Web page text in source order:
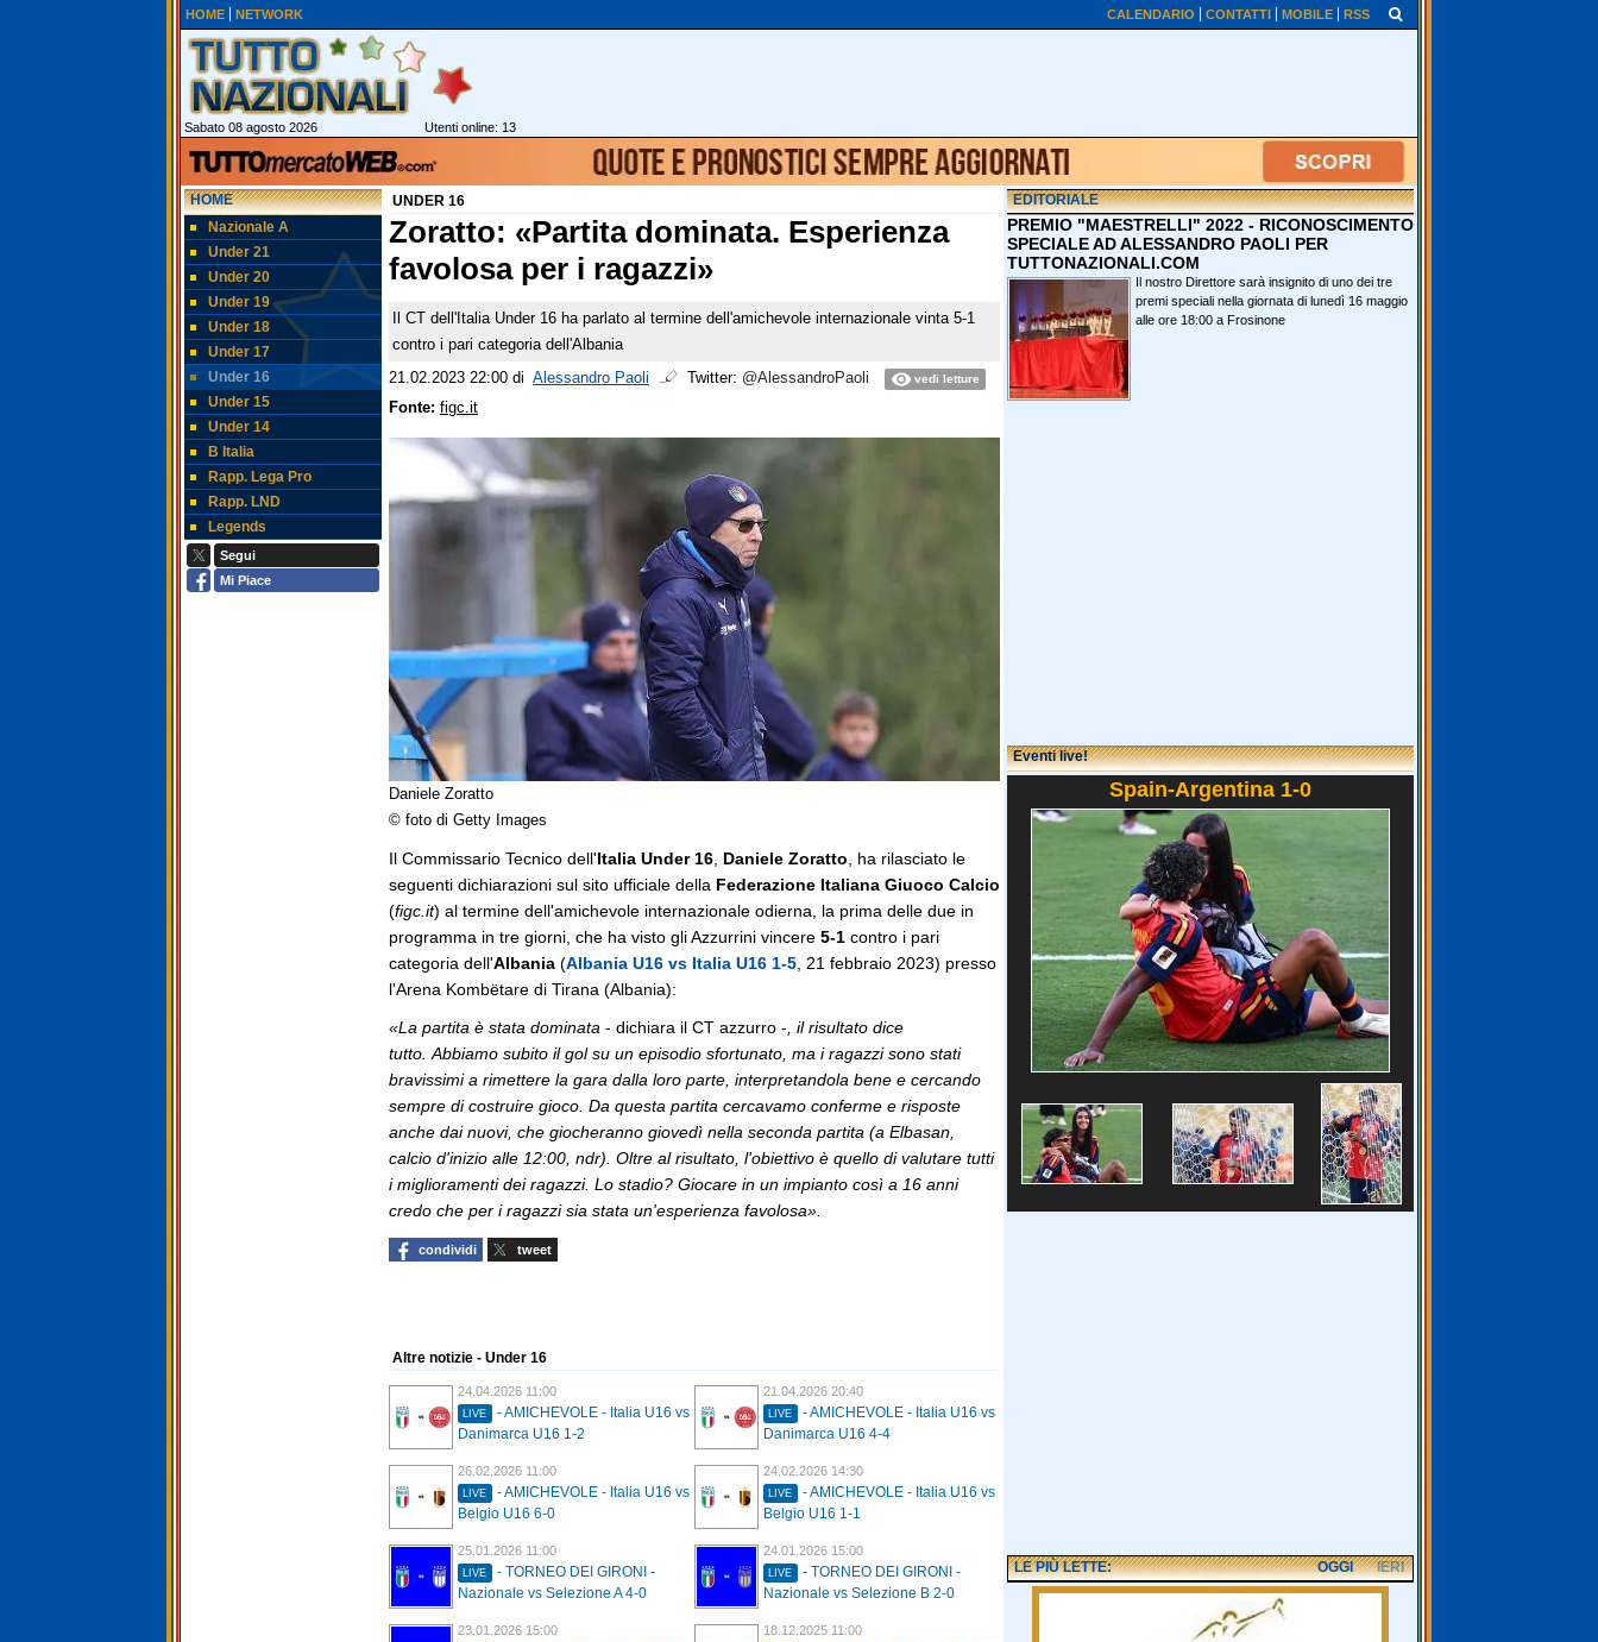
HOME NETWORK CALENDARIO CONTATTI MOBILE RSS
Sabato 08 agosto 2026 Utenti online: 13
HOME
Nazionale A
Under 21
Under 20
Under 19
Under 18
Under 17
Under 16
Under 15
Under 14
B Italia
Rapp. Lega Pro
Rapp. LND
Legends
Segui
Mi Piace
UNDER 16
Zoratto: «Partita dominata. Esperienza
favolosa per i ragazzi»
Il CT dell'Italia Under 16 ha parlato al termine dell'amichevole internazionale vinta 5-1
contro i pari categoria dell'Albania
21.02.2023 22:00 di Alessandro Paoli Twitter: @AlessandroPaoli vedi letture
Fonte: figc.it
Daniele Zoratto
© foto di Getty Images
Il Commissario Tecnico dell'Italia Under 16 Daniele Zoratto , ha rilasciato le
seguenti dichiarazioni sul sito ufficiale della Federazione Italiana Giuoco Calcio
(figc.it) al termine dell'amichevole internazionale odierna, la prima delle due in
programma in tre giorni, che ha visto gli Azzurrini vincere 5-1 contro i pari
categoria dell'Albania (Albania U16 vs Italia U16 1-5 , 21 febbraio 2023) presso
l'Arena Kombëtare di Tirana (Albania):
«La partita è stata dominata - dichiara il CT azzurro - , il risultato dice
tutto. Abbiamo subito il gol su un episodio sfortunato, ma i ragazzi sono stati
bravissimi a rimettere la gara dalla loro parte, interpretandola bene e cercando
sempre di costruire gioco. Da questa partita cercavamo conferme e risposte
anche dai nuovi, che giocheranno giovedì nella seconda partita (a Elbasan,
calcio d'inizio alle 12:00, ndr). Oltre al risultato, l'obiettivo è quello di valutare tutti
i miglioramenti dei ragazzi. Lo stadio? Giocare in un impianto così a 16 anni
credo che per i ragazzi sia stata un'esperienza favolosa».
condividi tweet
Altre notizie - Under 16
24.04.2026 11:00
LIVE
- AMICHEVOLE - Italia U16 vs
Danimarca U16 1-2
21.04.2026 20:40
LIVE
- AMICHEVOLE - Italia U16 vs
Danimarca U16 4-4
26.02.2026 11:00
LIVE
- AMICHEVOLE - Italia U16 vs
Belgio U16 6-0
24.02.2026 14:30
LIVE
- AMICHEVOLE - Italia U16 vs
Belgio U16 1-1
25.01.2026 11:00
LIVE
- TORNEO DEI GIRONI -
Nazionale vs Selezione A 4-0
24.01.2026 15:00
LIVE
- TORNEO DEI GIRONI -
Nazionale vs Selezione B 2-0
23.01.2026 15:00 18.12.2025 11:00
EDITORIALE
PREMIO "MAESTRELLI" 2022 - RICONOSCIMENTO
SPECIALE AD ALESSANDRO PAOLI PER
TUTTONAZIONALI.COM
Il nostro Direttore sarà insignito di uno dei tre
premi speciali nella giornata di lunedì 16 maggio
alle ore 18:00 a Frosinone
Eventi live!
Spain-Argentina 1-0
LE PIÙ LETTE: IERI
OGGI